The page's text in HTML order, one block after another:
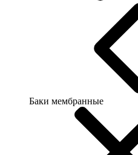
Баки мембранные